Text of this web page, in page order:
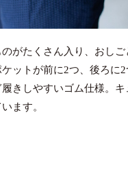
がたくさん入り、おし
ットが前に2つ、後ろに2
きしやすいゴム仕様。キ
ます。